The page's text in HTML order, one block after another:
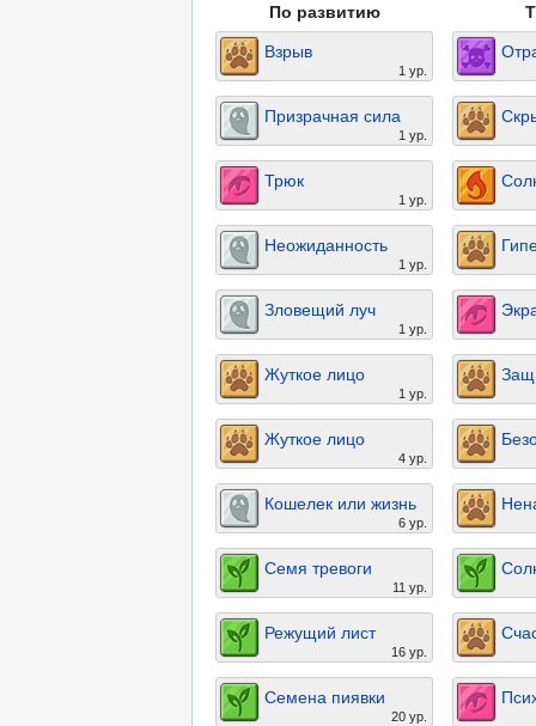
По развитию
Взрыв
1 ур.
Призрачная сила
1 ур.
Трюк
1 ур.
Неожиданность
1 ур.
Зловещий луч
1 ур.
Жуткое лицо
1 ур.
Жуткое лицо
4 ур.
Кошелек или жизнь
6 ур.
Семя тревоги
11 ур.
Режущий лист
16 ур.
Семена пиявки
20 ур.